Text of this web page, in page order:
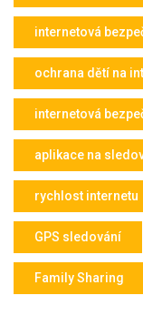
internetová
ochrana dětí na
internetová
aplikace na
rychlost internetu
GPS sledování
Family Sharing